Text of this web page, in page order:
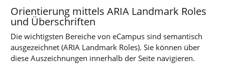
Orientierung mittels ARIA Landmark Roles
und Überschriften
Die wichtigsten Bereiche von eCampus sind semantisch
ausgezeichnet (ARIA Landmark Roles). Sie können über
diese Auszeichnungen innerhalb der Seite navigieren.